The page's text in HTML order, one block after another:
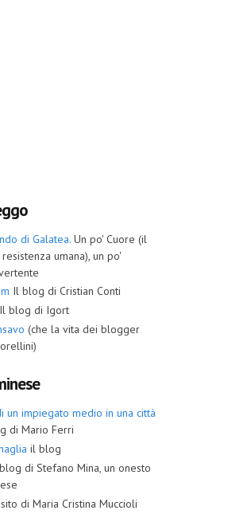
di Galatea. Un po' Cuore (il
umana), un po'
Il blog di Cristian Conti
Il blog di Igort
(che la vita dei blogger
un impiegato medio in una città
di Mario Ferri
il blog
di Stefano Mina, un onesto
di Maria Cristina Muccioli